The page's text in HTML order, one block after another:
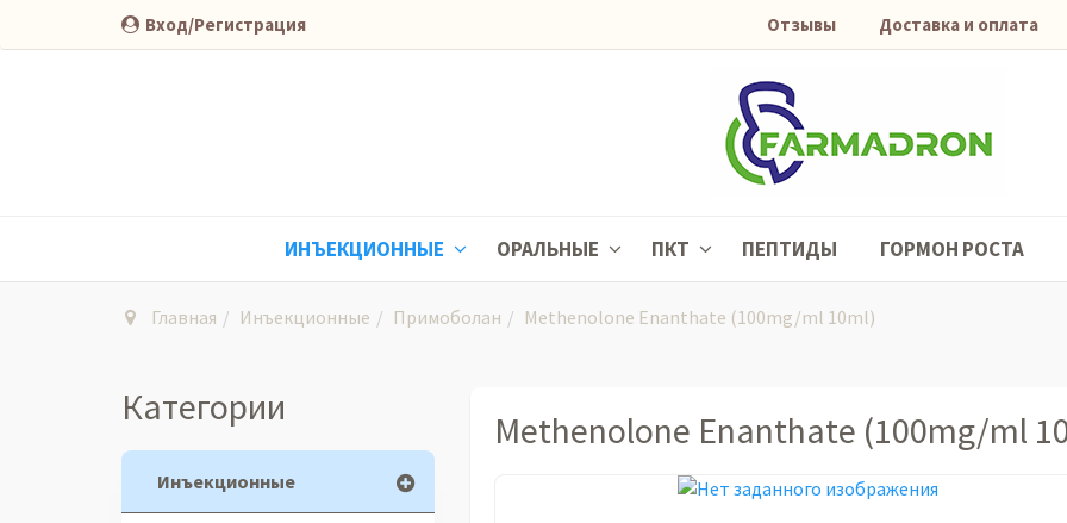
Вход/Регистрация Отзывы Доставка и оплата
ИНЪЕКЦИОННЫЕ ОРАЛЬНЫЕ ПКТ ПЕПТИДЫ ГОРМОН РОСТА
Главная Инъекционные Примоболан Methenolone Enanthate (100mg/ml 10ml)
Methenolone Enanthate (100mg/ml
Категории
Инъекционные